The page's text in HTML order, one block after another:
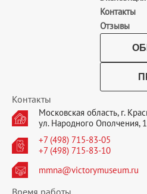
Контакты
Отзывы
Контакты
Московская область, г.
ул. Народного Ополчения,
+7 (498) 715-83-05
+7 (498) 715-83-10
mmna@victorymuseum.ru